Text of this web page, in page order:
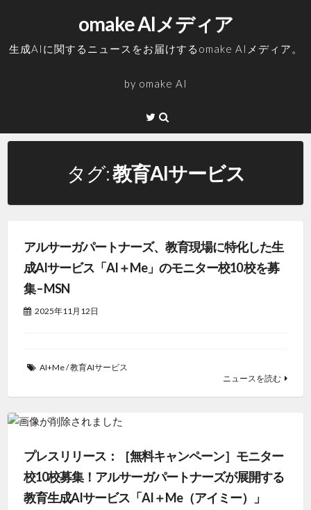
ッ
omake AIメディア
生成AIに関するニュースをお届けするomake AIメディア。
by omake AI
Twitter
タグ:教育AIサービス
アルサーガパートナーズ、教育現場に特化した生
成AIサービス「AI＋Me」のモニター校10 校を募
集 – MSN
2025年11月12日
AI+Me/教育AIサービス
ニュースを読む
プレスリリース：［無料キャンペーン］モニター
校10校募集！アルサーガパートナーズが展開する
教育生成AIサービス「AI＋Me（アイミー）」